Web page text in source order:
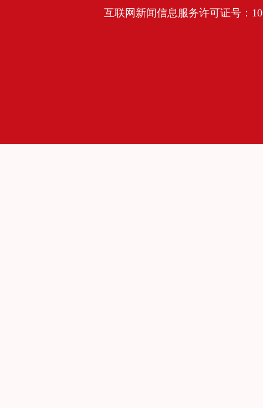
互联网新闻信息服务许可证号：